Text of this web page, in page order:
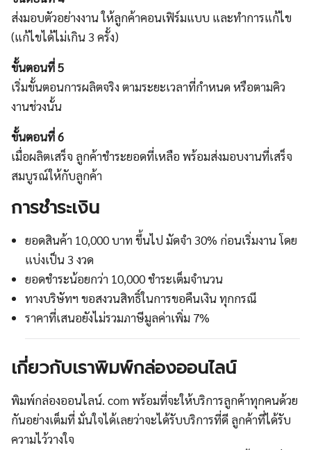
ส่งมอบตัวอย่างงาน ให้ลูกค้าคอนเฟิร์มแบบ และทำการแก้ไข
(แก้ไขได้ไม่เกิน 3 ครั้ง)
ขั้นตอนที่ 5
เริ่มขั้นตอนการผลิตจริง ตามระยะเวลาที่กำหนด หรือตามคิว
งานช่วงนั้น
ขั้นตอนที่ 6
เมื่อผลิตเสร็จ ลูกค้าชำระยอดที่เหลือ พร้อมส่งมอบงานที่เสร็จ
สมบูรณ์ให้กับลูกค้า
การชำระเงิน
ยอดสินค้า 10,000 บาท ขึ้นไป มัดจำ 30% ก่อนเริ่มงาน โดย
แบ่งเป็น 3 งวด
ยอดชำระน้อยกว่า 10,000 ชำระเต็มจำนวน
ทางบริษัทฯ ขอสงวนสิทธิ์ในการขอคืนเงิน ทุกกรณี
ราคาที่เสนอยังไม่รวมภาษีมูลค่าเพิ่ม 7%
เกี่ยวกับเราพิมพ์กล่องออนไลน์
พิมพ์กล่องออนไลน์. comพร้อมที่จะให้บริการลูกค้าทุกคนด้วย
กันอย่างเต็มที่ มั่นใจได้เลยว่าจะได้รับบริการที่ดี ลูกค้าที่ได้รับ
ความไว้วางใจ